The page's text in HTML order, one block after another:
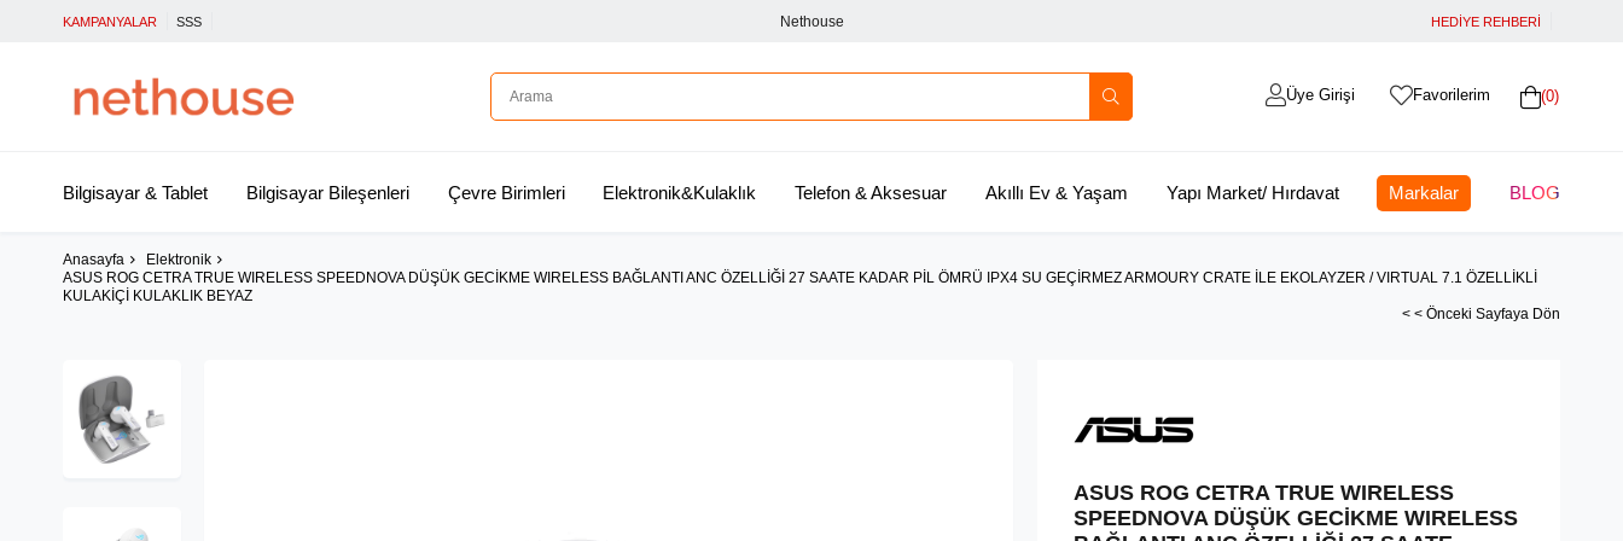
KAMPANYALAR SSS Nethouse HEDİYE REHBERİ
0
Favorilerim
Üye Girişi
Bilgisayar & Tablet Bilgisayar Bileşenleri Çevre Birimleri Elektronik&Kulaklık Telefon & Aksesuar Akıllı Ev & Yaşam Yapı Market/ Hırdavat Markalar BLOG
Anasayfa
Elektronik
ASUS ROG CETRA TRUE WIRELESS SPEEDNOVA DÜŞÜK GECİKME WIRELESS BAĞLANTI ANC ÖZELLİĞİ 27 SAATE KADAR PİL ÖMRÜ IPX4 SU GEÇİRMEZ ARMOURY CRATE İLE EKOLAYZER / VIRTUAL 7.1 ÖZELLİKLİ
KULAKİÇİ KULAKLIK BEYAZ
< < Önceki Sayfaya Dön
ASUS ROG CETRA TRUE WIRELESS
SPEEDNOVA DÜŞÜK GECİKME WIRELESS